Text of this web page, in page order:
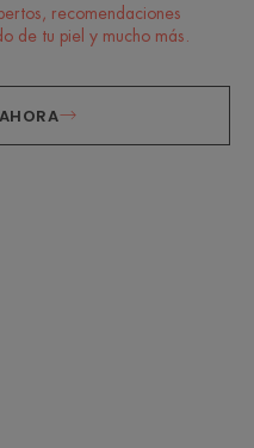
recomendaciones
de tu piel y mucho más.